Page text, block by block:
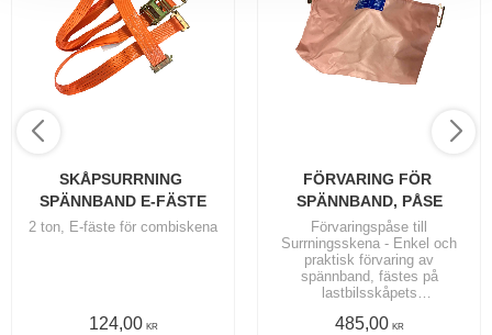
SKÅPSURRNING
SPÄNNBAND E-FÄSTE
2 ton, E-fäste för combiskena
124,00 KR
FÖRVARING FÖR
SPÄNNBAND, PÅSE
Förvaringspåse till
Surrningsskena - Enkel och
praktisk förvaring av
spännband, fästes på
lastbilsskåpets
E-fästen
485,00 KR